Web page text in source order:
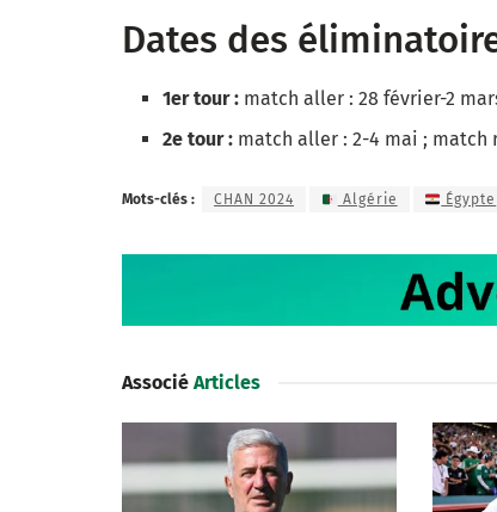
Dates des
1er tour : match aller : 28 février-2
2e tour : match aller : 2-4 mai ; match
Mots-clés : CHAN 2024 Algérie Égypte
Associé Articles